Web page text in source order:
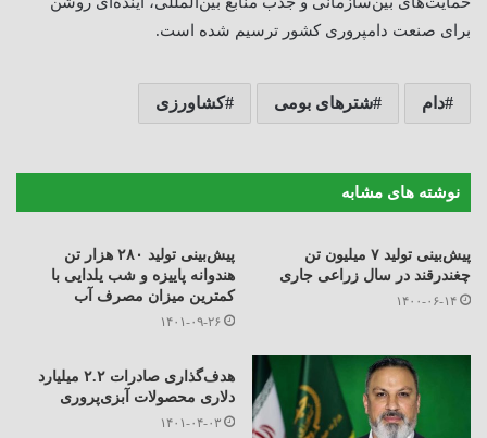
برای صنعت دامپروری کشور ترسیم شده است.
دام شترهای بومی کشاورزی
نوشته های مشابه
پیش‌بینی تولید ۷ میلیون تن
چغندرقند در سال زراعی جاری
۱۴۰۰-۰۶-۱۴
پیش‌بینی تولید ۲۸۰ هزار تن
هندوانه پاییزه و شب یلدایی با
کمترین میزان مصرف آب
۱۴۰۱-۰۹-۲۶
هدف‌گذاری صادرات ۲.۲ میلیارد
دلاری محصولات آبزی‌پروری
۱۴۰۱-۰۴-۰۳